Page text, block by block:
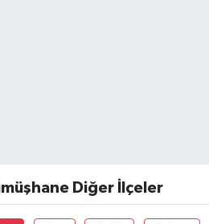
Diğer İlçeler